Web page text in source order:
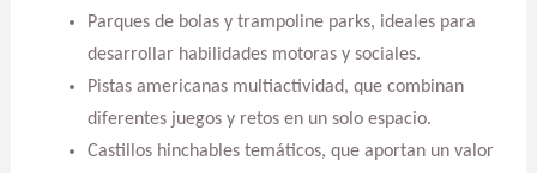
Parques de bolas y trampoline parks, ideales para
desarrollar habilidades motoras y sociales.
Pistas americanas multiactividad, que combinan
diferentes juegos y retos en un solo espacio.
Castillos hinchables temáticos, que aportan un valor